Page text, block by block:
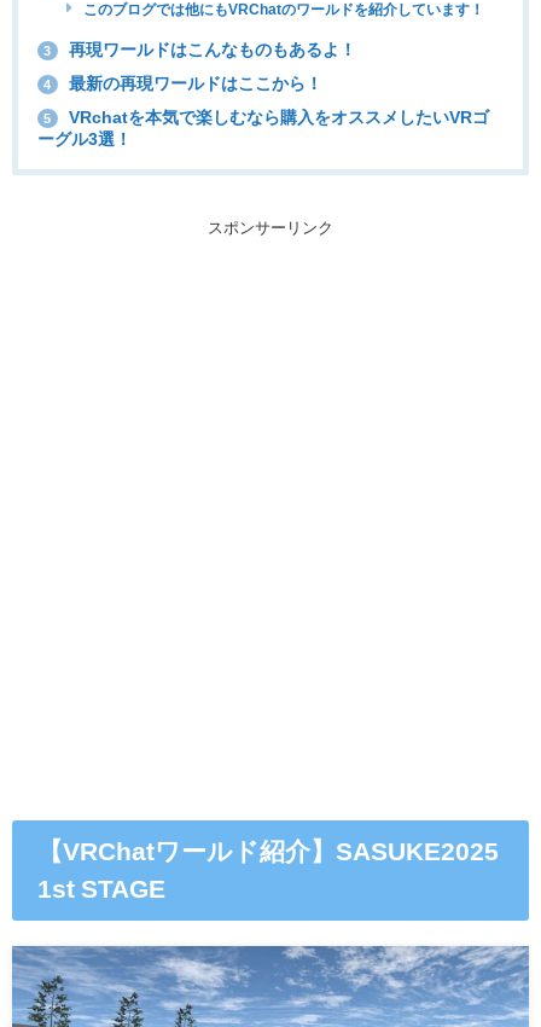
このブログでは他にもVRChatのワールドを紹介しています！
3 再現ワールドはこんなものもあるよ！
4 最新の再現ワールドはここから！
5
VRchatを本気で楽しむなら購入をオススメしたいVRゴ
ーグル3選！
スポンサーリンク
【VRChatワールド紹介】SASUKE2025
1st STAGE